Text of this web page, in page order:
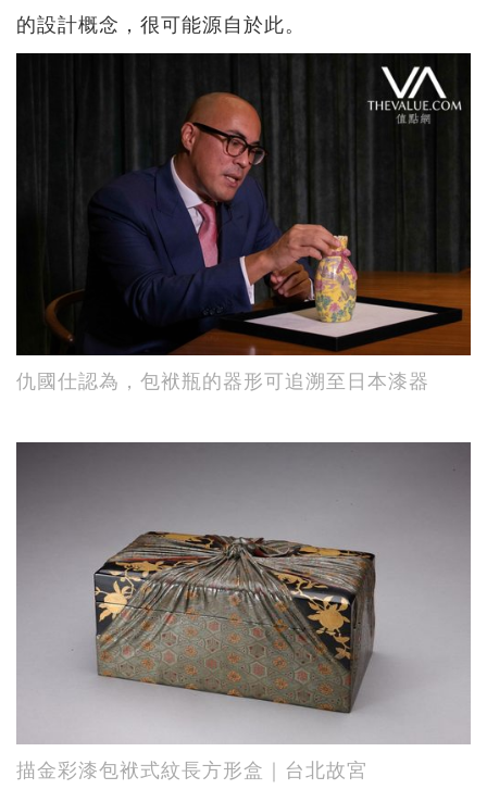
的設計概念，很可能源自於此。
仇國仕認為，包袱瓶的器形可追溯至日本漆器
描金彩漆包袱式紋長方形盒｜台北故宮